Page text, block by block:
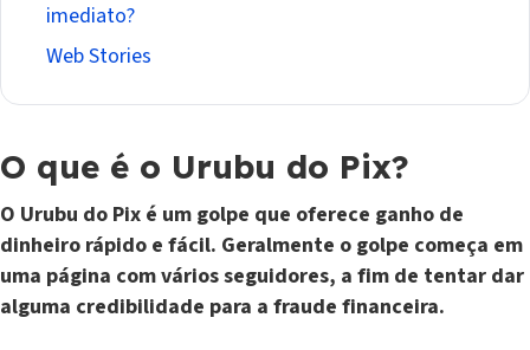
imediato?
Web Stories
O que é o Urubu do Pix?
O Urubu do Pix é um golpe que oferece ganho de
dinheiro rápido e fácil. Geralmente o golpe começa em
uma página com vários seguidores, a fim de tentar dar
alguma credibilidade para a fraude financeira.